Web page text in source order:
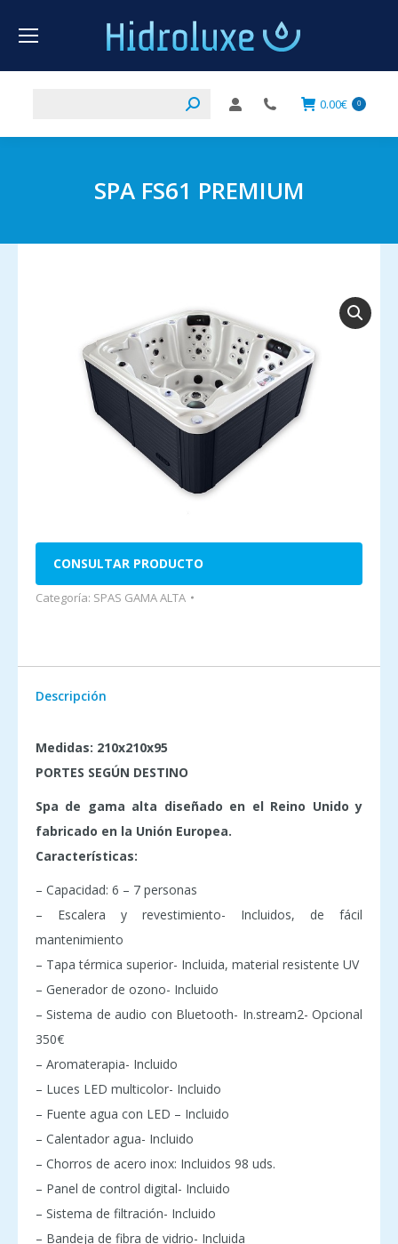
0.00€ 0
SPA FS61 PREMIUM
CONSULTAR PRODUCTO
Categoría: SPAS GAMA ALTA
Descripción
Medidas: 210x210x95
PORTES SEGÚN DESTINO
Spa de gama alta diseñado en el Reino Unido y
fabricado en la Unión Europea.
Características:
– Capacidad: 6 – 7 personas
– Escalera y revestimiento- Incluidos, de fácil
mantenimiento
– Tapa térmica superior- Incluida, material resistente UV
– Generador de ozono- Incluido
– Sistema de audio con Bluetooth- In.stream2- Opcional
350€
– Aromaterapia- Incluido
– Luces LED multicolor- Incluido
– Fuente agua con LED – Incluido
– Calentador agua- Incluido
– Chorros de acero inox: Incluidos 98 uds.
– Panel de control digital- Incluido
– Sistema de filtración- Incluido
– Bandeja de fibra de vidrio- Incluida